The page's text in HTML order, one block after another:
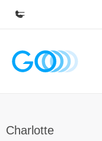
Início
Charlotte